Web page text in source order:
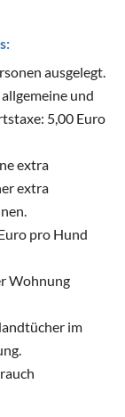
ausgelegt.
und
5,00 Euro
extra
extra
pro Hund
Wohnung
im